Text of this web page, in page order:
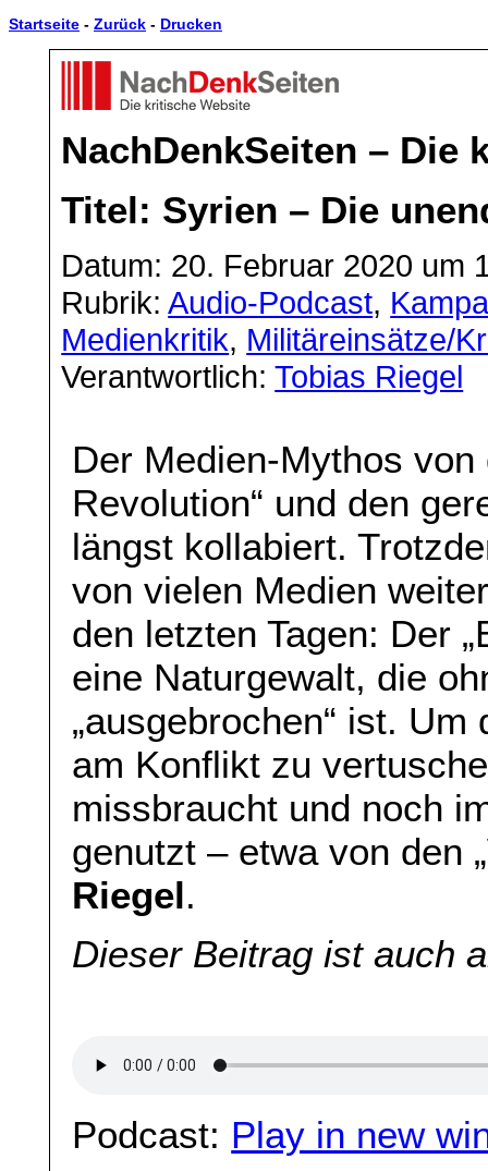
Startseite - Zurück - Drucken
NachDenkSeiten – Die
Titel: Syrien – Die
Datum: 20. Februar 2020 um
Rubrik:Audio-Podcast,
Medienkritik, Militäreinsätze/
Verantwortlich:Tobias Riegel
Der Medien-Mythos
Revolution“ und den
längst kollabiert.
von vielen Medien
den letzten Tagen: Der
eine Naturgewalt, die
„ausgebrochen“ ist.
am Konflikt zu
missbraucht und noch
genutzt – etwa von den
Riegel.
Dieser Beitrag ist auch
Podcast: Play in new